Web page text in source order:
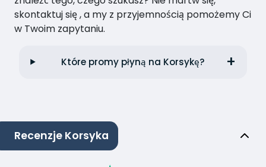
skontaktuj się , a my z przyjemnością pomożemy Ci
w Twoim zapytaniu.
Które promy płyną na Korsykę?
Recenzje Korsyka